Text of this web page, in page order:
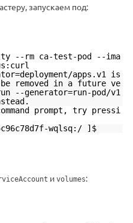
запускаем под:
--rm ca-test-pod --ima
apps.v1 is
be removed in a future ve
--generator=run-pod/v1
prompt, try pressi
wqlsq:/ ]$
и volumes: